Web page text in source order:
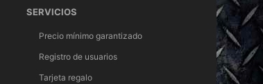
SERVICIOS
Precio mínimo garantizado
Registro de usuarios
Tarjeta regalo